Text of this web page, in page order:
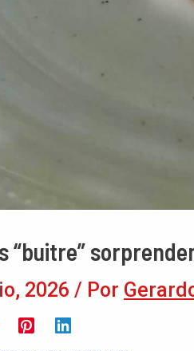
“buitre”
2026 / Por